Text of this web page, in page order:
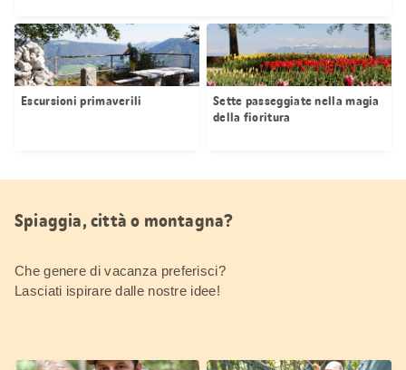
Escursioni primaverili
Sette passeggiate nella magia
della fioritura
Spiaggia, città o montagna?
Che genere di vacanza preferisci?
Lasciati ispirare dalle nostre idee!